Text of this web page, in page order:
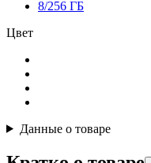
8/256 ГБ
Цвет
Данные о товаре